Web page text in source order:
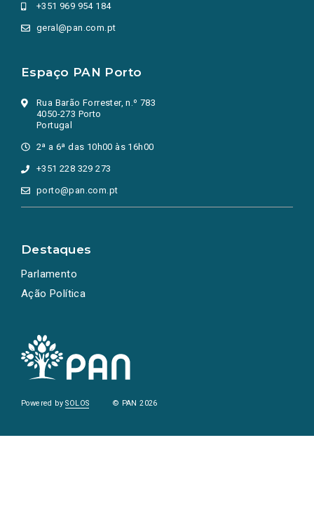
+351 969 954 184
geral@pan.com.pt
Espaço PAN Porto
Rua Barão Forrester, n.º 783
4050-273 Porto
Portugal
2ª a 6ª das 10h00 às 16h00
+351 228 329 273
porto@pan.com.pt
Destaques
Parlamento
Ação Política
Powered bySOLOS © PAN 2026